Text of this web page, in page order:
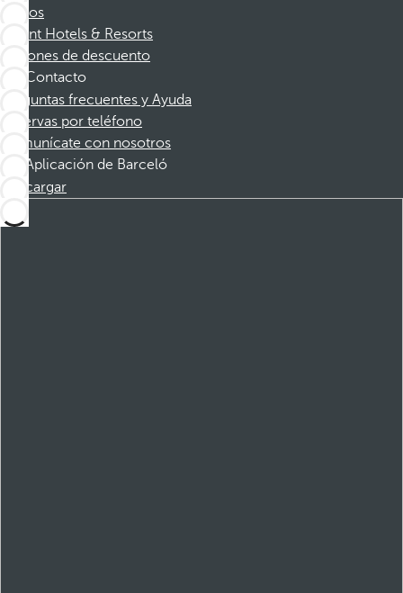
Socios
Dorint Hotels & Resorts
Cupones de descuento
Contacto
Preguntas frecuentes y Ayuda
Reservas por teléfono
Comunícate con nosotros
Aplicación de Barceló
Descargar